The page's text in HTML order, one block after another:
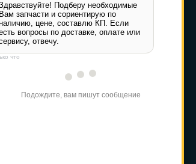
г. Екатеринбург, ул.
77а
Пт: 8:30-17:30 (МСК) Сб-Вс:
Подберу необходимые
Вам запчасти и сориентирую по
цене, составлю КП. Если
вопросы по доставке, оплате или
отвечу.
что
Подождите, вам пишут сообщение